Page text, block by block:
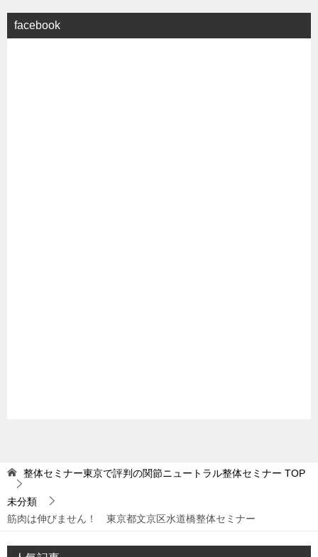
facebook
整体セミナー東京で評判の関節ニュートラル整体セミナー TOP
未分類
筋肉は伸びません！ 東京都文京区水道橋整体セミナー